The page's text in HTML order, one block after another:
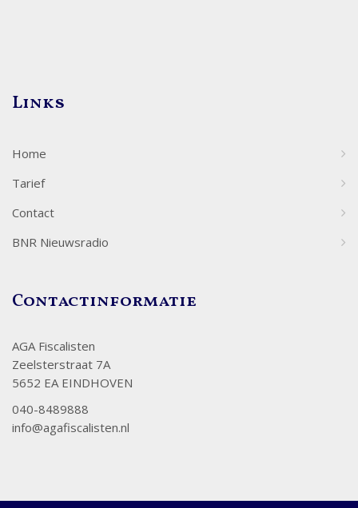
Links
Home
Tarief
Contact
BNR Nieuwsradio
Contactinformatie
AGA Fiscalisten
Zeelsterstraat 7A
5652 EA EINDHOVEN
040-8489888
info@agafiscalisten.nl